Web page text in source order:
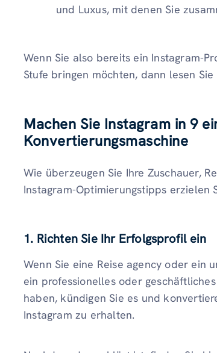
und Luxus, mit denen Sie
Wenn Sie also bereits ein Instagram-
Stufe bringen möchten, dann lesen
Machen Sie Instagram in 9
Konvertierungsmaschine
Wie überzeugen Sie Ihre Zuschauer,
Instagram-Optimierungstipps erzielen
1. Richten Sie Ihr Erfolgsprofil ein
Wenn Sie eine Reise agency oder ein
ein professionelles oder
haben, kündigen Sie es und
Instagram zu erhalten.